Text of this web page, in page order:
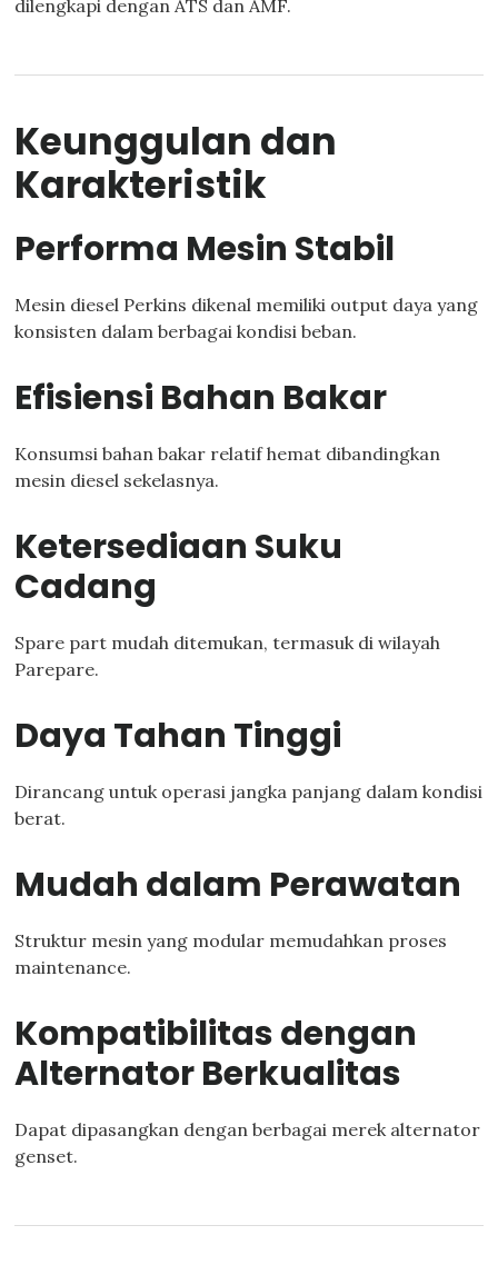
dilengkapi dengan ATS dan AMF.
Keunggulan dan
Karakteristik
Performa Mesin Stabil
Mesin diesel Perkins dikenal memiliki output daya yang
konsisten dalam berbagai kondisi beban.
Efisiensi Bahan Bakar
Konsumsi bahan bakar relatif hemat dibandingkan
mesin diesel sekelasnya.
Ketersediaan Suku
Cadang
Spare part mudah ditemukan, termasuk di wilayah
Parepare.
Daya Tahan Tinggi
Dirancang untuk operasi jangka panjang dalam kondisi
berat.
Mudah dalam Perawatan
Struktur mesin yang modular memudahkan proses
maintenance.
Kompatibilitas dengan
Alternator Berkualitas
Dapat dipasangkan dengan berbagai merek alternator
genset.